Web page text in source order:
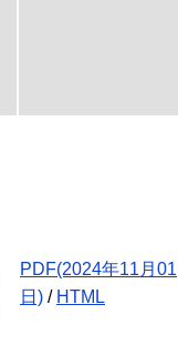
PDF(2024年11月01
日) / HTML